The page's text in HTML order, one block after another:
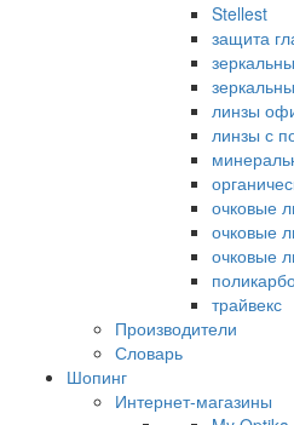
Stellest
защита
линзы
линзы с
очковые
очковые
очковые
трайвекс
Производители
Словарь
Шопинг
Интернет-магазины